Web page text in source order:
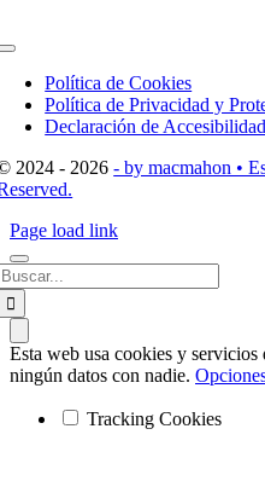
Toggle
NavigationPolítica de Cookies
Política de Privacidad y
Declaración de Accesibilidad
2024 - 2026- by macmahon •
Page load link
Esta web usa cookies y
ningún datos con nadie.
Tracking Cookies